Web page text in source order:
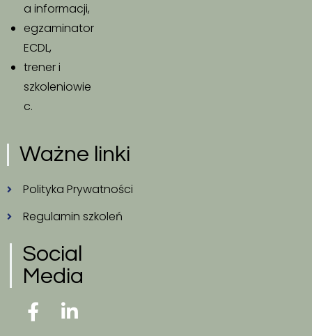
a informacji,
egzaminator
ECDL,
trener i
szkoleniowie
c.
Ważne linki
Polityka Prywatności
Regulamin szkoleń
Social
Media